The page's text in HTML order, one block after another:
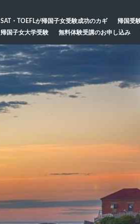
SAT・TOEFLが帰国子女受験成功のカギ 帰国受
帰国子女大学受験
無料体験受講のお申し込み